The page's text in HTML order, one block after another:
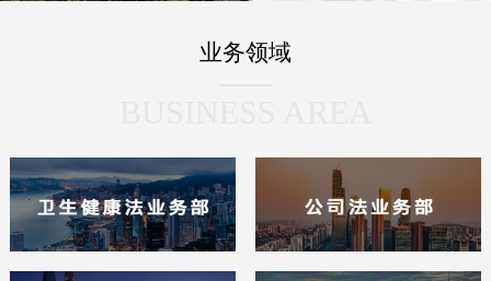
曾有多年法院工作经历的骨干律师。
霜”在成立之初就已引起广泛关注，并
享实力雄厚之先机。
业务领域